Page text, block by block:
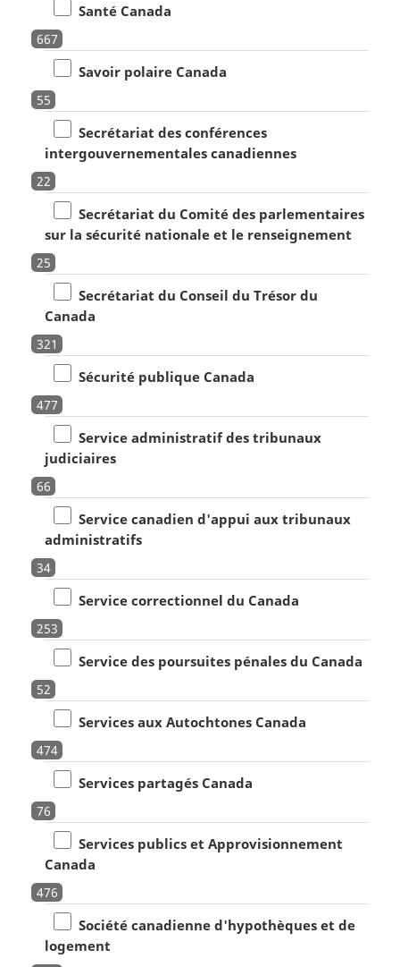
Santé Canada
667
Savoir polaire Canada
55
Secrétariat des conférences
intergouvernementales canadiennes
22
Secrétariat du Comité des parlementaires
sur la sécurité nationale et le renseignement
25
Secrétariat du Conseil du Trésor du
Canada
321
Sécurité publique Canada
477
Service administratif des tribunaux
judiciaires
66
Service canadien d'appui aux tribunaux
administratifs
34
Service correctionnel du Canada
253
Service des poursuites pénales du Canada
52
Services aux Autochtones Canada
474
Services partagés Canada
76
Services publics et Approvisionnement
Canada
476
Société canadienne d'hypothèques et de
logement